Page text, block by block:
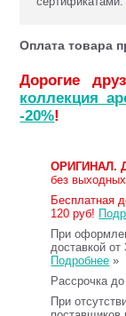
Оплата товара
Дорогие
коллекция
-20%!
ОРИГИНАЛ.
без
Бесплатная
120 руб!
При
доставкой
Подробнее »
Рассрочка
При